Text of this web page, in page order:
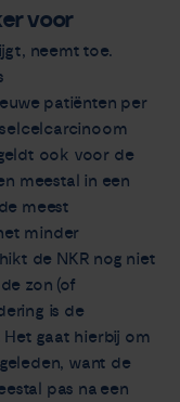
voor
neemt toe.
patiënten per
ook voor de
meestal in een
meest
minder
de NKR nog niet
zon (of
is de
gaat hierbij om
want de
pas na een